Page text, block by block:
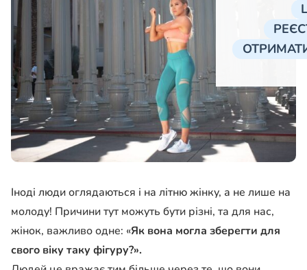
Іноді люди оглядаються і на літню жінку, а не лише на
молоду! Причини тут можуть бути різні, та для нас,
жінок, важливо одне: «Як вона могла зберегти для
свого віку таку фігуру?».